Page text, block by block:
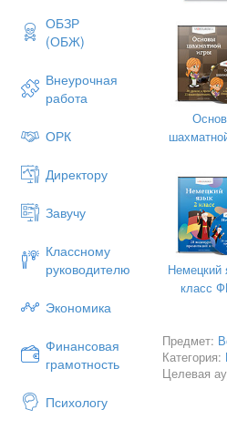
ОБЗР
(ОБЖ)
Внеурочная
работа
ОРК
Директору
Завучу
Классному
руководителю
Экономика
Финансовая
грамотность
Психологу
Немецкий
класс
Предмет:
Категория:
Целевая